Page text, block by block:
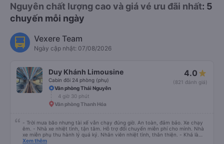
Nguyên chất lượng cao và giá vé ưu đãi nhất: 5
chuyến mỗi ngày
Vexere Team
Ngày cập nhật: 07/08/2026
Duy Khánh Limousine
Cabin đôi 24 phòng (phụ)
4.0
(821 đánh giá)
Văn phòng Thái Nguyên
4 giờ 30 phút
Văn phòng Thanh Hóa
- Trời mưa bão nhưng tài xế vẫn chạy đúng giờ. An toàn, đảm bảo. Xe chạy
êm. - Nhà xe nhiệt tình, tận tâm. Hỗ trợ đổi chuyến miễn phí cho mình. Nhà
xe miễn phụ thu hành lý quá ký. Nhân viên nhiệt tình, thân thiện. - Khá là
thích tài xế. Lái xe an toàn. Chu đáo, thân thiện, nhiệt tình. - Xe ngồi thoải
Xem thêm